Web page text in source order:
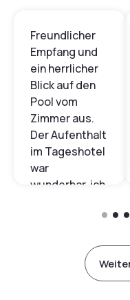
Freundlicher
Empfang und
ein herrlicher
Blick auf den
Pool vom
Zimmer aus.
Der Aufenthalt
im Tageshotel
war
wunderbar, ich